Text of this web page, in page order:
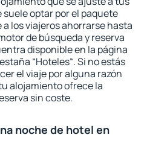
optar por el paquete
a los viajeros ahorrarse hasta
de búsqueda y reserva
disponible en la página
“Hoteles“. Si no estás
el viaje por alguna razón
alojamiento ofrece la
sin coste.
noche de hotel en